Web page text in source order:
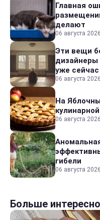
Главная
делают
06 августа
Эти вещи
дизайнеры
уже сейчас
06 августа
На
06 августа
гибели
06 августа
Больше